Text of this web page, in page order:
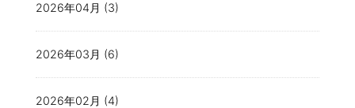
2026年04月 (3)
2026年03月 (6)
2026年02月 (4)